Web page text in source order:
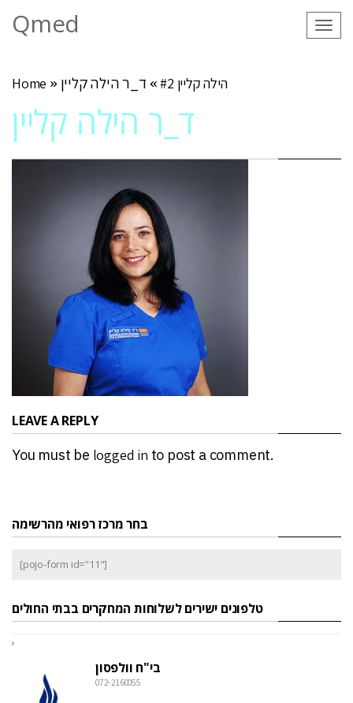
Qmed
Home » הילה קליין #2 » ד_ר הילה קליין
ד_ר הילה קליין
LEAVE A REPLY
You must be logged in to post a comment.
בחר מרכז רפואי מהרשימה
[pojo-form id="11"]
טלפונים ישירים לשלוחות המחקרים בבתי החולים
בי"ח וולפסון
072-2160055